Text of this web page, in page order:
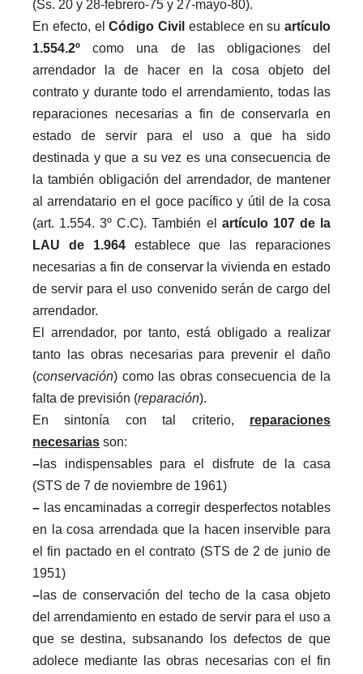
(Ss. 20 y 28-febrero-75 y 27-mayo-80).
En efecto, elCódigo Civil establece en su artículo
1.554.2º
como una de las obligaciones del
arrendador la de hacer en la cosa objeto del
contrato y durante todo el arrendamiento, todas las
reparaciones necesarias a fin de conservarla en
estado de servir para el uso a que ha sido
destinada y que a su vez es una consecuencia de
la también obligación del arrendador, de mantener
al arrendatario en el goce pacífico y útil de la cosa
(art. 1.554. 3º C.C). También el artículo 107 de la
LAU de 1.964establece que las reparaciones
necesarias a fin de conservar la vivienda en estado
de servir para el uso convenido serán de cargo del
arrendador.
El arrendador, por tanto, está obligado a realizar
tanto las obras necesarias para prevenir el daño
(conservación) como las obras consecuencia de la
falta de previsión (reparación).
En sintonía con tal criterio, reparaciones
necesarias son:
– las indispensables para el disfrute de la casa
(STS de 7 de noviembre de 1961)
– las encaminadas a corregir desperfectos notables
en la cosa arrendada que la hacen inservible para
el fin pactado en el contrato (STS de 2 de junio de
1951)
– las de conservación del techo de la casa objeto
del arrendamiento en estado de servir para el uso a
que se destina, subsanando los defectos de que
adolece mediante las obras necesarias con el fin